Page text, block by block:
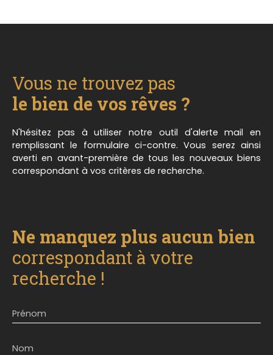
Vous ne trouvez pas
le bien de vos rêves ?
N'hésitez pas à utiliser notre outil d'alerte mail en
remplissant le formulaire ci-contre. Vous serez ainsi
averti en avant-première de tous les nouveaux biens
correspondant à vos critères de recherche.
Ne manquez plus aucun bien
correspondant à votre
recherche !
Prénom
Nom